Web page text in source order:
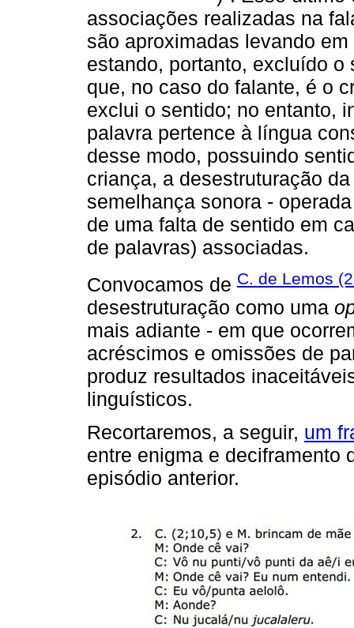
associações realizadas na
são aproximadas levando
estando, portanto, excluído
que, no caso do falante, é o
exclui o sentido; no entanto,
palavra pertence à língua
desse modo, possuindo
criança, a desestruturação
semelhança sonora -
de uma falta de sentido em
de palavras) associadas.
Convocamos de C. de Lemos
desestruturação como uma
mais adiante - em que
acréscimos e omissões de
produz resultados
linguísticos.
Recortaremos, a seguir, um
entre enigma e deciframento
episódio anterior.